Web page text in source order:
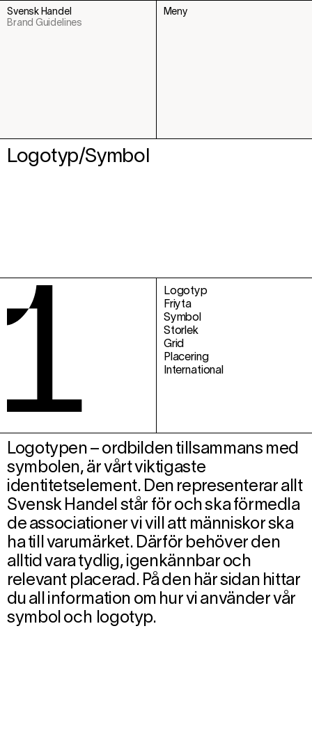
Svensk Handel
Brand Guidelines
Meny
Logotyp/Symbol
Logotyp
Friyta
Symbol
Storlek
Grid
Placering
International
Logotypen – ordbilden tillsammans med
symbolen, är vårt viktigaste
identitetselement. Den representerar allt
Svensk Handel står för och ska förmedla
de associationer vi vill att människor ska
ha till varumärket. Därför behöver den
alltid vara tydlig, igenkännbar och
relevant placerad. På den här sidan hittar
du all information om hur vi använder vår
symbol och logotyp.